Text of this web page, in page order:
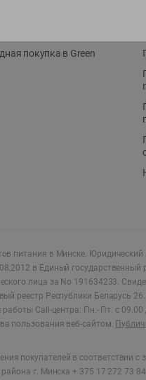
покупка в Green
питания в Минске. Юридический
в Единый государственный
лица за No 191634233.
реестр Республики Беларусь
работы Call-центра: Пн.- Пт. с
пользования веб-сайтом.
покупателей в соответствии
г. Минска + 375 17 272 73